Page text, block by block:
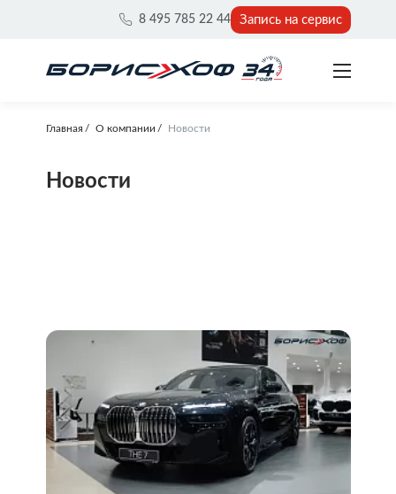
8 495 785 22 44 Запись на сервис
Главная О компании Новости
Новости